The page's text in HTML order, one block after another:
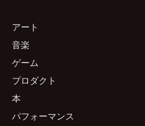
アート
音楽
ゲーム
プロダクト
本
パフォーマンス